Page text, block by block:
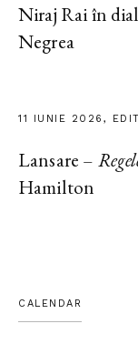
Niraj Rai în
Negrea
11 IUNIE 2026,
Lansare –
Hamilton
CALENDAR